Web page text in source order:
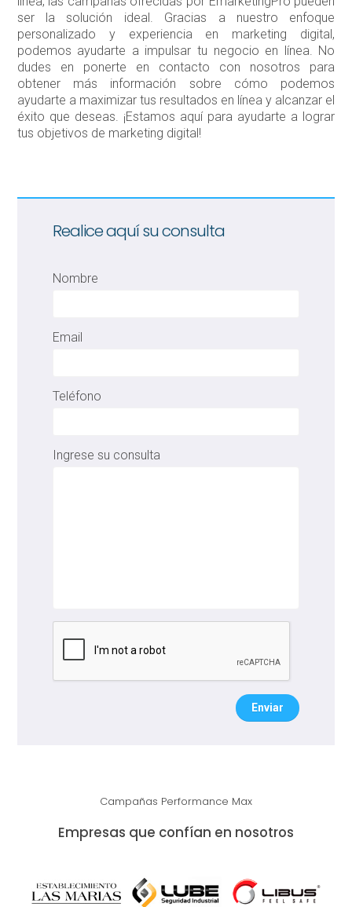
ser la solución ideal. Gracias a nuestro enfoque
personalizado y experiencia en marketing digital,
podemos ayudarte a impulsar tu negocio en línea. No
dudes en ponerte en contacto con nosotros para
obtener más información sobre cómo podemos
ayudarte a maximizar tus resultados en línea y alcanzar el
éxito que deseas. ¡Estamos aquí para ayudarte a lograr
tus objetivos de marketing digital!
Realice aquí su consulta
Nombre
Email
Teléfono
Ingrese su consulta
Enviar
Campañas Performance Max
Empresas que confían en nosotros